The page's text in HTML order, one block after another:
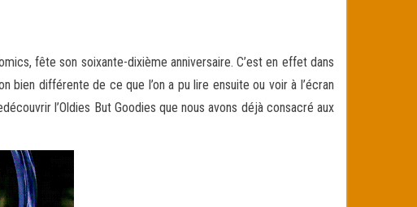
fête son soixante-dixième anniversaire. C’est en effet dans
bien différente de ce que l’on a pu lire ensuite ou voir à l’écran
l’Oldies But Goodies que nous avons déjà consacré aux